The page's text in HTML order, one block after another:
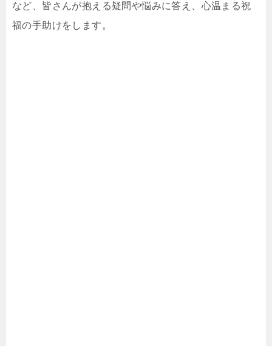
など、皆さんが抱える疑問や悩みに答え、心温まる祝
福の手助けをします。